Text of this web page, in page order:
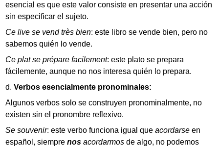
esencial es que este valor consiste en presentar una acción
sin especificar el sujeto.
Ce live se vend très bien: este libro se vende bien, pero no
sabemos quién lo vende.
Ce plat se prépare facilement: este plato se prepara
fácilemente, aunque no nos interesa quién lo prepara.
Verbos esencialmente pronominales:
Algunos verbos solo se construyen pronominalmente, no
existen sin el pronombre reflexivo.
Se souvenir: este verbo funciona igual queacordarse en
español, siemprenos acordarmos de algo, no podemos